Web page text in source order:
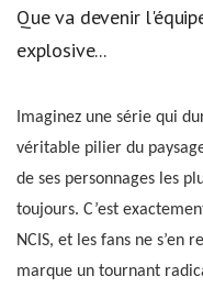
Que va devenir
explosive...
Imaginez une série qui
véritable pilier du
de ses personnages les
toujours. C’est
NCIS, et les fans ne s’en
marque un tournant